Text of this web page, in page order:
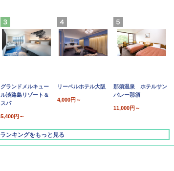
グランドメルキュー
ル淡路島リゾート＆
スパ
5,400円～
リーベルホテル大阪
4,000円～
那須温泉 ホテルサン
バレー那須
11,000円～
ランキングをもっと見る